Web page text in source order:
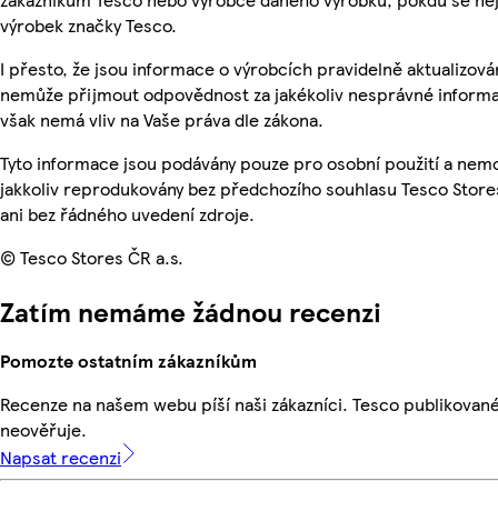
výrobek značky Tesco.
I přesto, že jsou informace o výrobcích pravidelně
nemůže přijmout odpovědnost za jakékoliv nesprávné
však nemá vliv na Vaše práva dle zákona.
Tyto informace jsou podávány pouze pro osobní použití a
jakkoliv reprodukovány bez předchozího souhlasu Tesco
ani bez řádného uvedení zdroje.
© Tesco Stores ČR a.s.
Zatím nemáme žádnou recenzi
Pomozte ostatním zákazníkům
Recenze na našem webu píší naši zákazníci. Tesco
neověřuje.
Napsat recenzi